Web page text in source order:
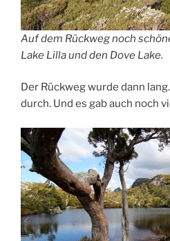
Auf dem Rückweg noch
Lake Lilla und den Dove Lake.
Der Rückweg wurde dann
durch. Und es gab auch noch